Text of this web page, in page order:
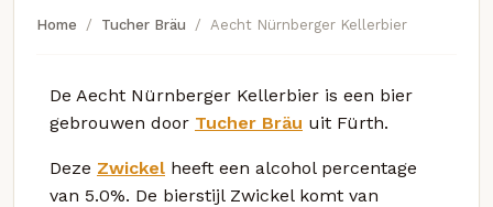
Home Tucher Bräu Aecht Nürnberger Kellerbier
De Aecht Nürnberger Kellerbier is een bier
gebrouwen door Tucher Bräu uit Fürth.
Deze Zwickel heeft een alcohol percentage
van 5.0%. De bierstijl Zwickel komt van